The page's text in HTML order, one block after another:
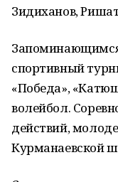
Зидиханов,
Запоминающимся
спортивный
«Победа»,
волейбол.
действий,
Курманаевской